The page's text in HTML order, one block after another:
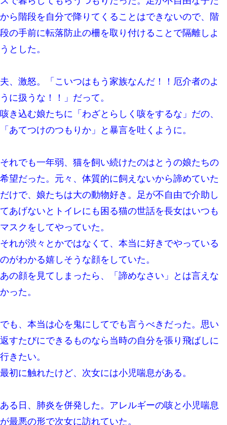
ホテルに泊まったんだけど従業員が最悪だった。折角の旅行で何
故私が怒鳴られなきゃいけなかったのだ
婚活パーティーでよく会う美女がいた。こんな完璧な容姿を持っ
引先のトップが母方の叔父だったので…
元旦那から復縁要請。息子「最新型のiPhoneも買えない貧乏は嫌
だ、再婚して」私「なら父親と暮らせ」息子「やった＾＾」私
（もう手遅れだったんだな…）
中途採用のAが部長から呼び出された。Aはヘラヘラと部屋に入っ
彼女(美人女医)にネックレスをプレゼント。「こんな安物を渡すく
らいなら、渡さないほうがマシだからね」→ ６０万したと話した
ら・・・
デパートの外商『私さんだと名乗る女が、ツケで宝石を買おうと
していて…』私「！？」→ 翌日。ママ友たちの様子が微妙におか
日航機墜落事故の「ここからは日本語で大丈夫ですよ〜」の絶望
感がヤバイ・・・
旦那が長男のDNA鑑定をしたら血縁関係0%だった。旦那「やっぱ
りウワキしてたんだな…」長男「俺は誰の子供なの？」長女・次
男「ウワキ女！」
この母親は娘の黒歴史を掘り出さないと死ぬんか？ 死ぬんか？
【身体で払わせて】女友達「ごめん、何も言わずにお金貸してく
い……」俺「ほい！10万！」→
から階段を自分で降りてくることはできないので、階
段の手前に転落防止の柵を取り付けることで隔離しよ
うとした。
夫、激怒。「こいつはもう家族なんだ！！厄介者のよ
うに扱うな！！」だって。
咳き込む娘たちに「わざとらしく咳をするな」だの、
「あてつけのつもりか」と暴言を吐くように。
それでも一年弱、猫を飼い続けたのはとうの娘たちの
希望だった。元々、体質的に飼えないから諦めていた
だけで、娘たちは大の動物好き。足が不自由で介助し
てあげないとトイレにも困る猫の世話を長女はいつも
マスクをしてやっていた。
それが渋々とかではなくて、本当に好きでやっている
のがわかる嬉しそうな顔をしていた。
あの顔を見てしまったら、「諦めなさい」とは言えな
かった。
でも、本当は心を鬼にしてでも言うべきだった。思い
返すたびにできるものなら当時の自分を張り飛ばしに
行きたい。
最初に触れたけど、次女には小児喘息がある。
ある日、肺炎を併発した。アレルギーの咳と小児喘息
が最悪の形で次女に訪れていた。